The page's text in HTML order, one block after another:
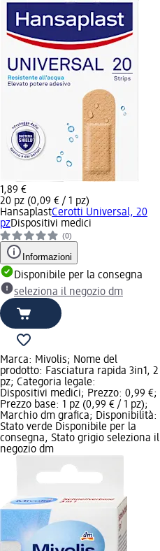
1,89 €
20 pz (0,09 € / 1 pz)
HansaplastCerotti Universal, 20
pzDispositivi medici
(0)
Informazioni
Disponibile per la consegna
seleziona il negozio dm
Marca: Mivolis; Nome del
prodotto: Fasciatura rapida 3in1, 2
pz; Categoria legale:
Dispositivi medici; Prezzo: 0,99 €;
Prezzo base: 1 pz (0,99 € / 1 pz);
Marchio dm grafica; Disponibilità:
Stato verde Disponibile per la
consegna, Stato grigio seleziona il
negozio dm